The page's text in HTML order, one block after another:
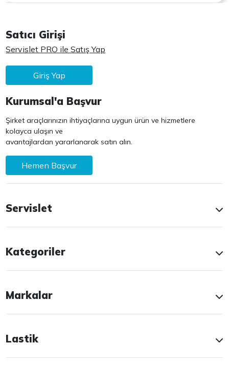
Satıcı Girişi
Servislet PRO ile Satış Yap
Giriş Yap
Kurumsal'a Başvur
Şirket araçlarınızın ihtiyaçlarına uygun ürün ve hizmetlere
kolayca ulaşın ve
avantajlardan yararlanarak satın alın.
Hemen Başvur
Servislet
Kategoriler
Markalar
Lastik